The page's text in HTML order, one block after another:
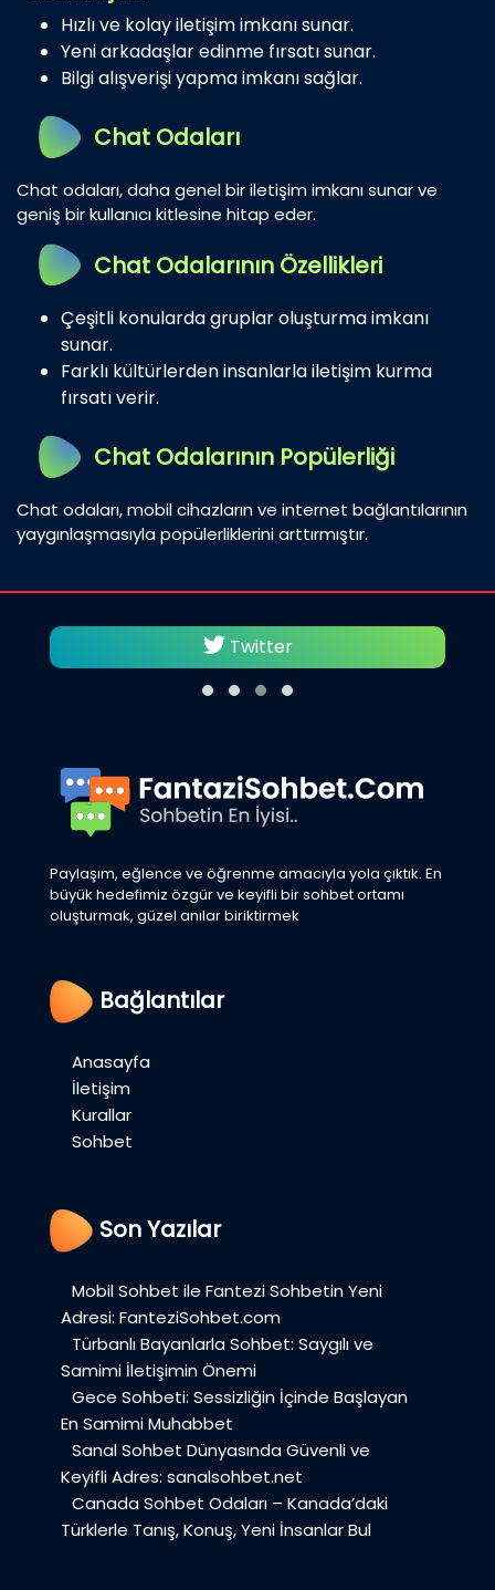
Hızlı ve kolay iletişim imkanı sunar.
Yeni arkadaşlar edinme fırsatı sunar.
Bilgi alışverişi yapma imkanı sağlar.
Chat Odaları
Chat odaları, daha genel bir iletişim imkanı sunar ve
geniş bir kullanıcı kitlesine hitap eder.
Chat Odalarının Özellikleri
Çeşitli konularda gruplar oluşturma imkanı
sunar.
Farklı kültürlerden insanlarla iletişim kurma
fırsatı verir.
Chat Odalarının Popülerliği
Chat odaları, mobil cihazların ve internet bağlantılarının
yaygınlaşmasıyla popülerliklerini arttırmıştır.
Twitter
Paylaşım, eğlence ve öğrenme amacıyla yola çıktık. En
büyük hedefimiz özgür ve keyifli bir sohbet ortamı
oluşturmak, güzel anılar biriktirmek
Bağlantılar
Anasayfa
İletişim
Kurallar
Sohbet
Son Yazılar
Mobil Sohbet ile Fantezi Sohbetin Yeni
Adresi: FanteziSohbet.com
Türbanlı Bayanlarla Sohbet: Saygılı ve
Samimi İletişimin Önemi
Gece Sohbeti: Sessizliğin İçinde Başlayan
En Samimi Muhabbet
Sanal Sohbet Dünyasında Güvenli ve
Keyifli Adres: sanalsohbet.net
Canada Sohbet Odaları – Kanada’daki
Türklerle Tanış, Konuş, Yeni İnsanlar Bul